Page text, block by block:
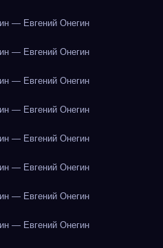
— Евгений Онегин
— Евгений Онегин
— Евгений Онегин
— Евгений Онегин
— Евгений Онегин
— Евгений Онегин
— Евгений Онегин
— Евгений Онегин